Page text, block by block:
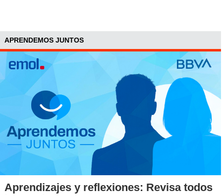
APRENDEMOS JUNTOS
Aprendizajes y reflexiones: Revisa todos